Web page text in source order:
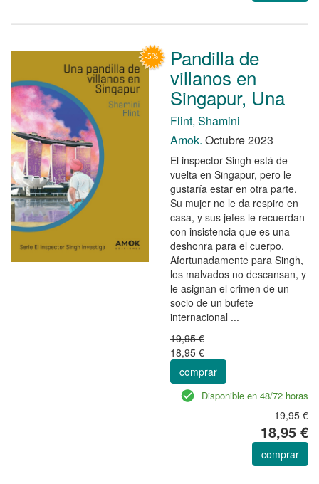
Pandilla de
villanos en
Singapur, Una
Flint, Shamini
Amok. Octubre 2023
El inspector Singh está de
vuelta en Singapur, pero le
gustaría estar en otra parte.
Su mujer no le da respiro en
casa, y sus jefes le recuerdan
con insistencia que es una
deshonra para el cuerpo.
Afortunadamente para Singh,
los malvados no descansan, y
le asignan el crimen de un
socio de un bufete
internacional ...
19,95 €
18,95 €
comprar
Disponible en 48/72 horas
19,95 €
18,95 €
comprar